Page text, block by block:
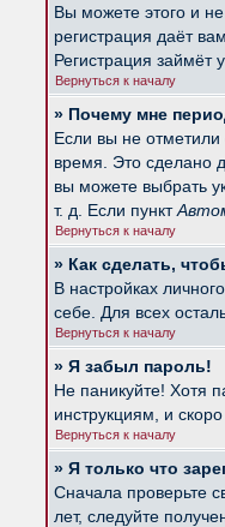
Вы можете этого и
регистрация даёт
Регистрация займёт
Вернуться к началу
» Почему мне
Если вы не
время. Это сделано
вы можете выбрать
т. д. Если пункт
Вернуться к началу
» Как сделать,
В настройках
себе. Для всех
Вернуться к началу
» Я забыл пароль!
Не паникуйте! Хотя
инструкциям, и
Вернуться к началу
» Я только что
Сначала проверьте
лет, следуйте